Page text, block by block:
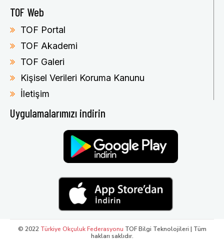
TOF Web
TOF Portal
TOF Akademi
TOF Galeri
Kişisel Verileri Koruma Kanunu
İletişim
Uygulamalarımızı indirin
© 2022 Türkiye Okçuluk Federasyonu TOF Bilgi Teknolojileri | Tüm
hakları saklıdır.